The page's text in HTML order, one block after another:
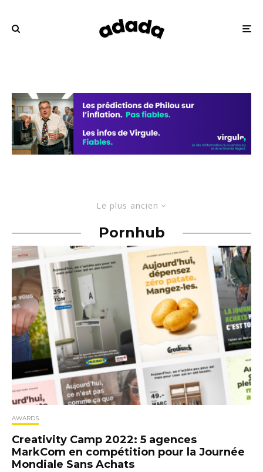
Le plus ancien
Pornhub
AWARDS
Creativity Camp 2022: 5 agences
MarkCom en compétition pour la Journée
Mondiale Sans Achats